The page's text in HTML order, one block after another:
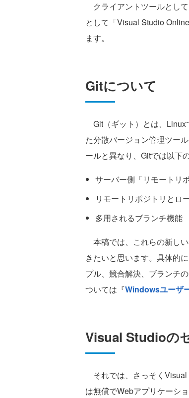
クライアントツールとし
として「Visual Studio
ます。
Gitについて
Git（ギット）とは、Linux
た分散バージョン管理ツー
ールと異なり、Gitでは以下
サーバー側「リモートリ
リモートリポジトリとロ
多用されるブランチ機能
本稿では、これらの新し
きたいと思います。具体的
プル、競合解決、ブランチ
ついては『Windowsユーザ
Visual Studioの
それでは、さっそく
は無償でWebアプリケーシ